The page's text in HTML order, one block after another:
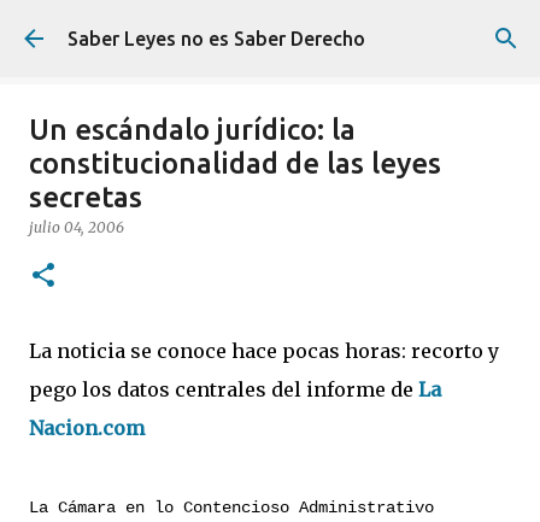
Ir al contenido principal
Saber Leyes no es Saber Derecho
Un escándalo jurídico: la
constitucionalidad de las leyes
secretas
julio 04, 2006
La noticia se conoce hace pocas horas: recorto y
pego los datos centrales del informe de La
Nacion.com
La Cámara en lo Contencioso Administrativo